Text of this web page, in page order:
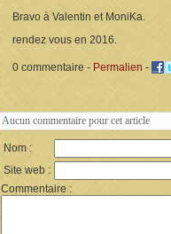
Bravo à Valentin et MoniKa.
rendez vous en 2016.
0 commentaire - Permalien -
Aucun commentaire pour cet article
Nom :
Site web :
Commentaire :